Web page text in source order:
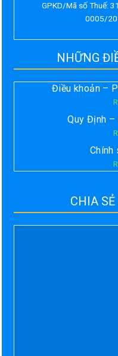
GPKD/Mã số Thuế:
0005/
NHỮNG
Điều khoản –
Quy Định –
Chính
CHIA